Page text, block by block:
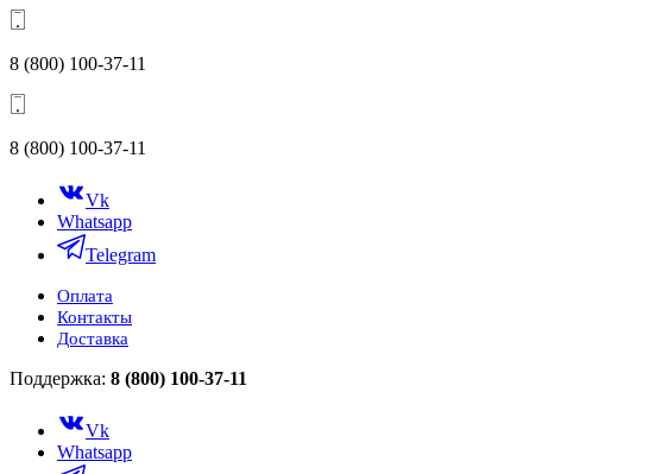
8 (800) 100-37-11
8 (800) 100-37-11
Vk
Whatsapp
Telegram
Оплата
Контакты
Доставка
Поддержка: 8 (800) 100-37-11
Vk
Whatsapp